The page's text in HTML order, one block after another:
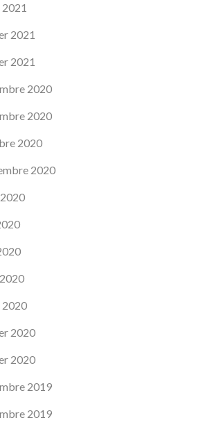
2021
2021
2020
2020
2020
2020
2020
2020
2020
2019
2019